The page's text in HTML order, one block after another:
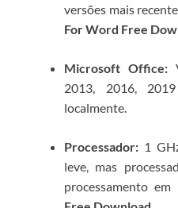
versões mais
For Word Free
Microsoft Office:
2013, 2016,
localmente.
Processador: 1
leve, mas
processamento